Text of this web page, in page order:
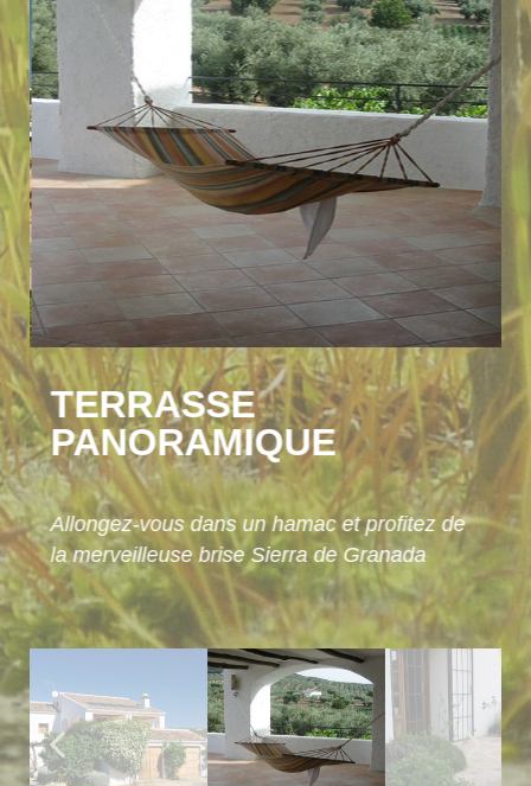
TERRASSE
PANORAMIQUE
Allongez-vous dans un hamac et profitez de
la merveilleuse brise Sierra de Granada